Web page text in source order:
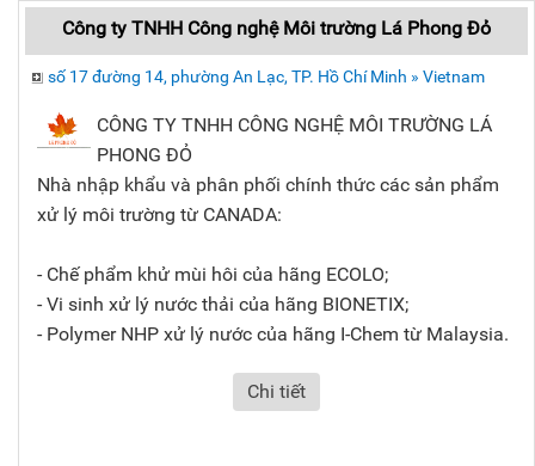
Công ty TNHH Công nghệ Môi trường Lá Phong Đỏ
số 17 đường 14, phường An Lạc, TP. Hồ Chí Minh » Vietnam
CÔNG TY TNHH CÔNG NGHỆ MÔI TRƯỜNG LÁ
PHONG ĐỎ
Nhà nhập khẩu và phân phối chính thức các sản phẩm
xử lý môi trường từ CANADA:
- Chế phẩm khử mùi hôi của hãng ECOLO;
- Vi sinh xử lý nước thải của hãng BIONETIX;
- Polymer NHP xử lý nước của hãng I-Chem từ Malaysia.
Chi tiết